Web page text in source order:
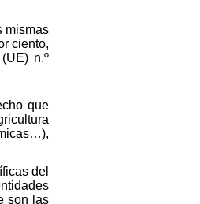
mismas
ciento,
n.º
que
del
son las